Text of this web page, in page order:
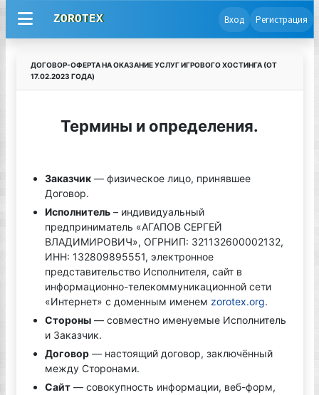
ZOROTEX Вход Регистрация
Договор-Оферта на оказание услуг игрового хостинга (От
17.02.2023 Года)
Термины и определения.
Заказчик— физическое лицо, принявшее
Договор.
Исполнитель– индивидуальный
предприниматель «АГАПОВ СЕРГЕЙ
ВЛАДИМИРОВИЧ», ОГРНИП: 321132600002132,
ИНН: 132809895551, электронное
представительство Исполнителя, сайт в
информационно-телекоммуникационной сети
«Интернет» с доменным именем zorotex.org.
Стороны— совместно именуемые Исполнитель
и Заказчик.
Договор— настоящий договор, заключённый
между Сторонами.
Сайт— совокупность информации, веб-форм,